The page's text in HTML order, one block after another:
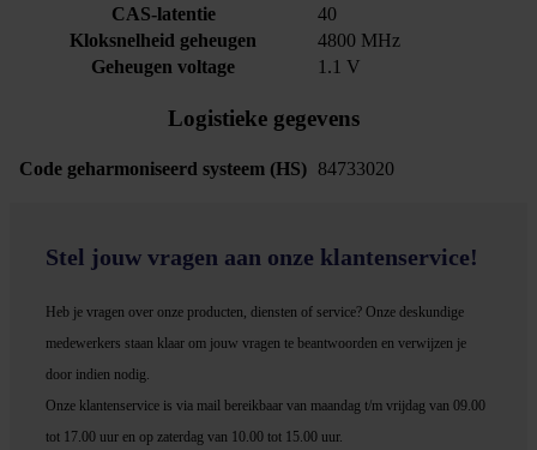
CAS-latentie
40
Kloksnelheid geheugen
4800 MHz
Geheugen voltage
1.1 V
Logistieke gegevens
Code geharmoniseerd systeem (HS) 84733020
Stel jouw vragen aan onze klantenservice!
Heb je vragen over onze producten, diensten of service? Onze deskundige
medewerkers staan klaar om jouw vragen te beantwoorden en verwijzen je
door indien nodig.
Onze klantenservice is via mail bereikbaar van maandag t/m vrijdag van 09.00
tot 17.00 uur en op zaterdag van 10.00 tot 15.00 uur.